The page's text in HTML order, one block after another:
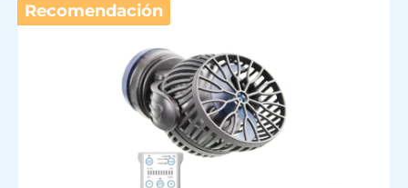
Recomendación